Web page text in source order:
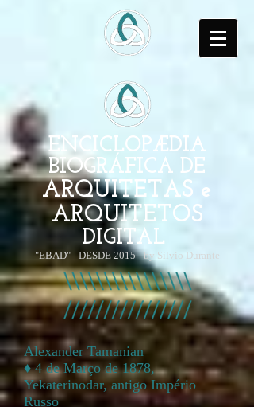
ENCICLOPÆDIA
BIOGRÁFICA DE
ARQUITETAS e
ARQUITETOS
DIGITAL
"EBAD" - DESDE 2015 - by Silvio Durante
Alexander Tamanian
♦ 4 de Março de 1878,
Yekaterinodar, antigo Império
Russo